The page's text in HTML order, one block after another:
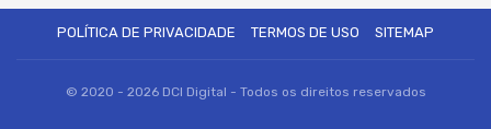
POLÍTICA DE PRIVACIDADE
TERMOS DE USO SITEMAP
© 2020 - 2026 DCI Digital - Todos os direitos reservados